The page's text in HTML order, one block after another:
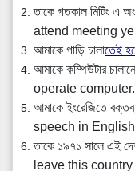
তাকে গতকাল মিটিং এ
attend meeting
আমাকে গাড়ি চালাতেই
আমাকে কম্পিউটার
operate computer.
আমাকে ইংরেজিতে
speech in
তাকে ১৯৭১ সালে এই
leave this